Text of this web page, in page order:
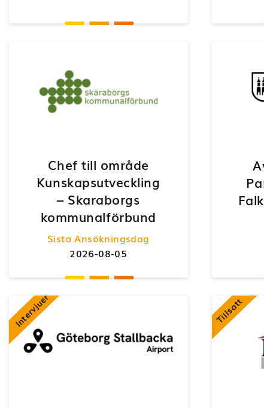
Chef till område
Kunskapsutveckling
– Skaraborgs
kommunalförbund
Sista Ansökningsdag
2026-08-05
Intervjuer Tillsatt